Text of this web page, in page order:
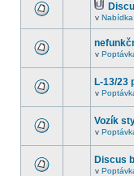
v Nabídka
v
L-13/23
v
Vozík
v
Discus
v